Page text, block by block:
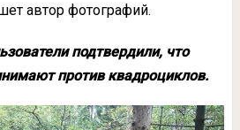
автор фотографий.
подтвердили, что
против квадроциклов.